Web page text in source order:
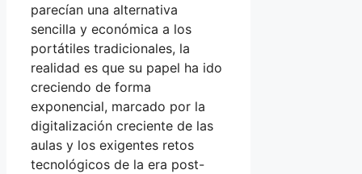
parecían una alternativa
sencilla y económica a los
portátiles tradicionales, la
realidad es que su papel ha ido
creciendo de forma
exponencial, marcado por la
digitalización creciente de las
aulas y los exigentes retos
tecnológicos de la era post-